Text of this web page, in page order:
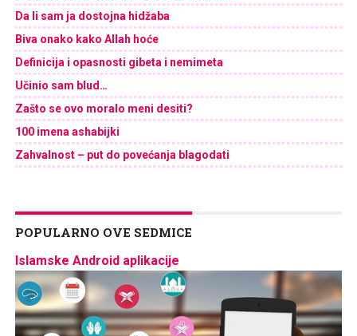
Da li sam ja dostojna hidžaba
Biva onako kako Allah hoće
Definicija i opasnosti gibeta i nemimeta
Učinio sam blud…
Zašto se ovo moralo meni desiti?
100 imena ashabijki
Zahvalnost – put do povećanja blagodati
POPULARNO OVE SEDMICE
Islamske Android aplikacije